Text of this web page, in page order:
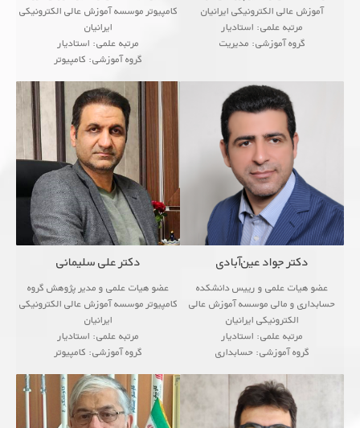
آموزش عالی الکترونیکی ایرانیان
مرتبه علمی: استادیار
گروه آموزشی: مدیریت
GOOGLE SCHOLAR
ORCID
PUBLONS
ACADEMI
...
کامپیوتر موسسه آموزش عالی الکترونیکی
ایرانیان
مرتبه علمی: استادیار
گروه آموزشی: کامپیوتر
<!--زمینه های پژوهشی
● Ana
...
دکتر جواد عین‌آبادی
عضو هیات علمی و رییس دانشکده
حسابداری و مالی موسسه آموزش عالی
الکترونیکی ایرانیان
مرتبه علمی: استادیار
گروه آموزشی: حسابداری
<!--زمینه های پژوهشی
�
...
دکتر علی سلیمانی
عضو هیات علمی و مدیر پژوهش گروه
کامپیوتر موسسه آموزش عالی الکترونیکی
ایرانیان
مرتبه علمی: استادیار
گروه آموزشی: کامپیوتر
<!--زمینه های پژوهشی
● Ana
...